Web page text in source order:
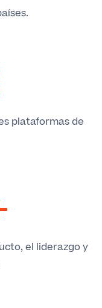
plataformas de
el liderazgo y